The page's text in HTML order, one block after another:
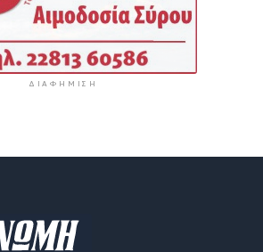
ΔΙΑΦΉΜΙΣΗ